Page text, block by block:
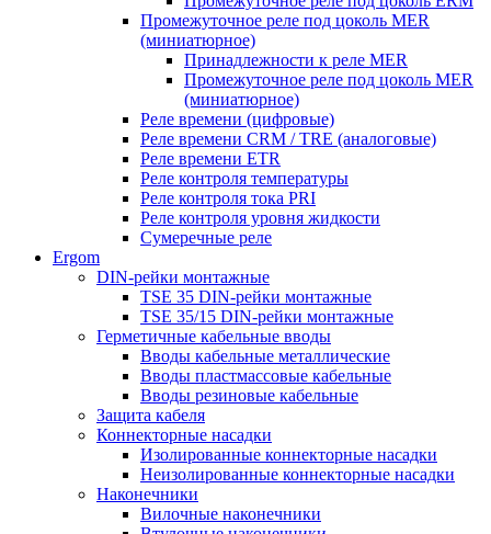
Промежуточное реле под цоколь MER
(миниатюрное)
Принадлежности к реле MER
Промежуточное реле под цоколь MER
(миниатюрное)
Реле времени (цифровые)
Реле времени CRM / TRE (аналоговые)
Реле времени ETR
Реле контроля температуры
Реле контроля тока PRI
Реле контроля уровня жидкости
Сумеречные реле
Ergom
DIN-рейки монтажные
TSE 35 DIN-рейки монтажные
TSE 35/15 DIN-рейки монтажные
Герметичные кабельные вводы
Вводы кабельные металлические
Вводы пластмассовые кабельные
Вводы резиновые кабельные
Защита кабеля
Коннекторные насадки
Изолированные коннекторные насадки
Неизолированные коннекторные насадки
Наконечники
Вилочные наконечники